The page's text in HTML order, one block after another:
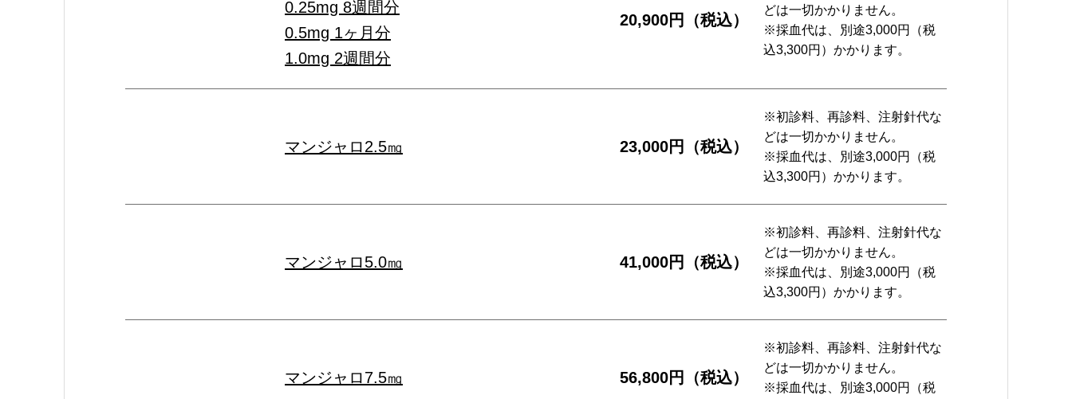
0.25mg 8週間分
0.5mg 1ヶ月分
1.0mg 2週間分
20,900円（税込）
どは一切かかりません。
※採血代は、別途3,000円（税
込3,300円）かかります。
マンジャロ2.5㎎ 23,000円（税込）
※初診料、再診料、注射針代な
どは一切かかりません。
※採血代は、別途3,000円（税
込3,300円）かかります。
マンジャロ5.0㎎ 41,000円（税込）
※初診料、再診料、注射針代な
どは一切かかりません。
※採血代は、別途3,000円（税
込3,300円）かかります。
マンジャロ7.5㎎ 56,800円（税込）
※初診料、再診料、注射針代な
どは一切かかりません。
※採血代は、別途3,000円（税